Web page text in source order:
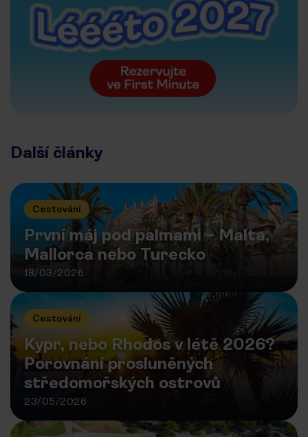
Další články
Cestování
První máj pod palmami – Malta,
Mallorca nebo Turecko
18/03/2026
Cestování
Kypr, nebo Rhodos v létě 2026?
Porovnání prosluněných
středomořských ostrovů
23/05/2026